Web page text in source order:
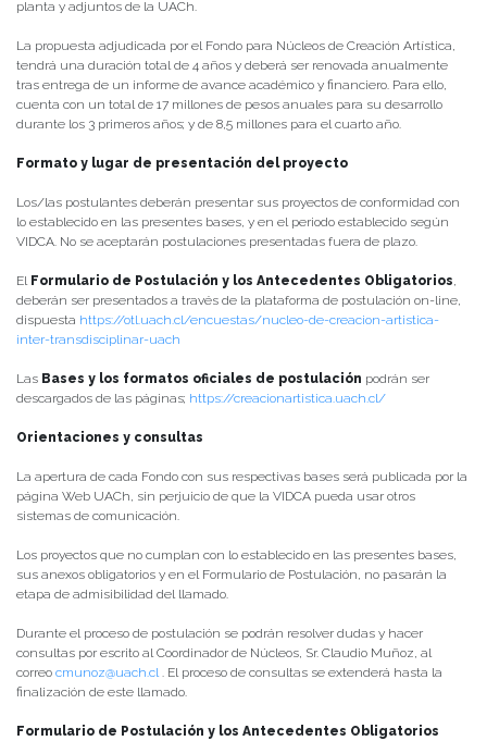
planta y adjuntos de la UACh.
La propuesta adjudicada por el Fondo para Núcleos de Creación Artística,
tendrá una duración total de 4 años y deberá ser renovada anualmente
tras entrega de un informe de avance académico y financiero. Para ello,
cuenta con un total de 17 millones de pesos anuales para su desarrollo
durante los 3 primeros años; y de 8,5 millones para el cuarto año.
Formato y lugar de presentación del proyecto
Los/las postulantes deberán presentar sus proyectos de conformidad con
lo establecido en las presentes bases, y en el periodo establecido según
VIDCA. No se aceptarán postulaciones presentadas fuera de plazo.
El Formulario de Postulación y los Antecedentes Obligatorios,
deberán ser presentados a través de la plataforma de postulación on-line,
dispuesta https://otl.uach.cl/encuestas/nucleo-de-creacion-artistica-
inter-transdisciplinar-uach
Las Bases y los formatos oficiales de postulación podrán ser
descargados de las páginas; https://creacionartistica.uach.cl/
Orientaciones y consultas
La apertura de cada Fondo con sus respectivas bases será publicada por la
página Web UACh, sin perjuicio de que la VIDCA pueda usar otros
sistemas de comunicación.
Los proyectos que no cumplan con lo establecido en las presentes bases,
sus anexos obligatorios y en el Formulario de Postulación, no pasarán la
etapa de admisibilidad del llamado.
Durante el proceso de postulación se podrán resolver dudas y hacer
consultas por escrito al Coordinador de Núcleos, Sr. Claudio Muñoz, al
correo cmunoz@uach.cl. El proceso de consultas se extenderá hasta la
finalización de este llamado.
Formulario de Postulación y los Antecedentes Obligatorios